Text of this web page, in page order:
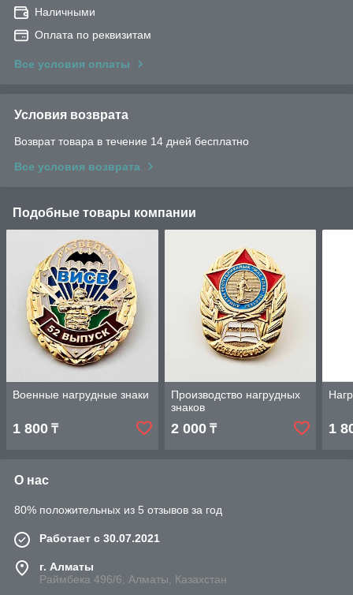
Наличными
Оплата по реквизитам
Все условия оплаты
Условия возврата
Возврат товара в течение 14 дней бесплатно
Все условия возврата
Подобные товары компании
Военные нагрудные знаки
1 800 ₸
Производство нагрудных
знаков
2 000₸ 1
О нас
80% положительных из 5 отзывов за год
Работает с 30.07.2021
г. Алматы
Раймбека 496/6, Алматы, Казахстан